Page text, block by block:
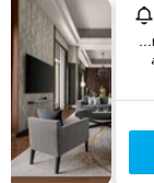
123-123/1 Charoen Prathet Road, شيانج ماي, تايلاند